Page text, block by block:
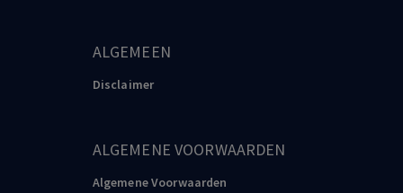
ALGEMEEN
Disclaimer
ALGEMENE VOORWAARDEN
Algemene Voorwaarden